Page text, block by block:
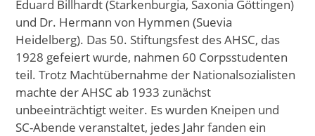
Eduard Billhardt (Starkenburgia, Saxonia Göttingen)
und Dr. Hermann von Hymmen (Suevia
Heidelberg). Das 50. Stiftungsfest des AHSC, das
1928 gefeiert wurde, nahmen 60 Corpsstudenten
teil. Trotz Machtübernahme der Nationalsozialisten
machte der AHSC ab 1933 zunächst
unbeeinträchtigt weiter. Es wurden Kneipen und
SC-Abende veranstaltet, jedes Jahr fanden ein